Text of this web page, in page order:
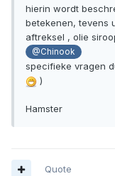
hierin wordt
betekenen, tevens
aftreksel , olie
@Chinook
specifieke vragen
)
Hamster
Quote